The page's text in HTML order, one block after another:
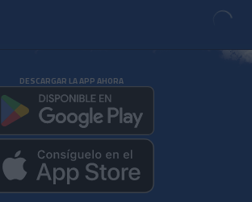
DESCARGAR LA APP AHORA